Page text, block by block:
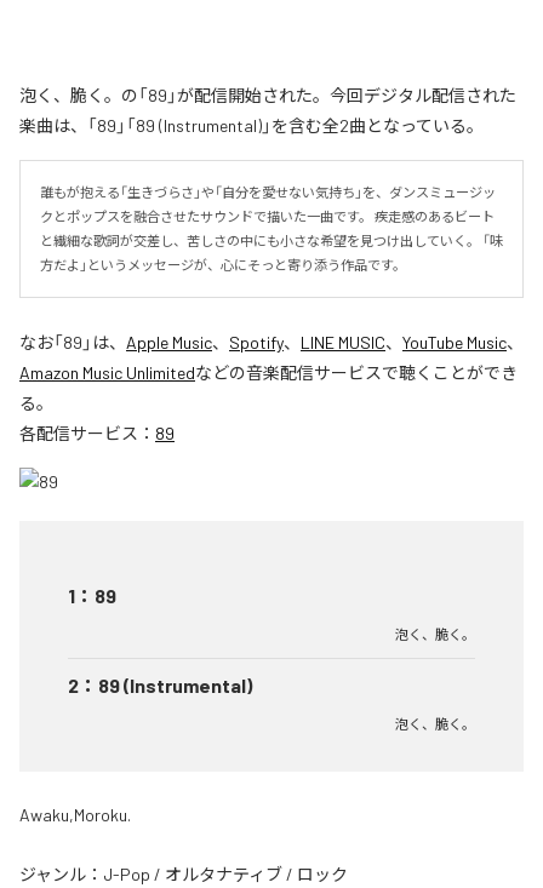
泡く、脆く。の「89」が配信開始された。今回デジタル配信された
楽曲は、「89」「89 (Instrumental)」を含む全2曲となっている。
誰もが抱える「生きづらさ」や「自分を愛せない気持ち」を、ダンスミュージッ
クとポップスを融合させたサウンドで描いた一曲です。 疾走感のあるビート
と繊細な歌詞が交差し、苦しさの中にも小さな希望を見つけ出していく。 「味
方だよ」というメッセージが、心にそっと寄り添う作品です。
なお「89 」は、 Apple Music、 Spotify、 LINE MUSIC、 YouTube Music、
Amazon Music Unlimitedなどの音楽配信サービスで聴くことができ
る。
各配信サービス： 89
1 ： 89
泡く、脆く。
2 ： 89 (Instrumental)
泡く、脆く。
Awaku,Moroku.
ジャンル： J-Pop / オルタナティブ / ロック